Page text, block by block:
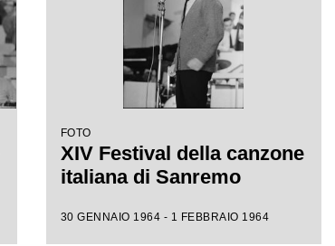
FOTO
XIV Festival della canzone
italiana di Sanremo
30 GENNAIO 1964 - 1 FEBBRAIO 1964